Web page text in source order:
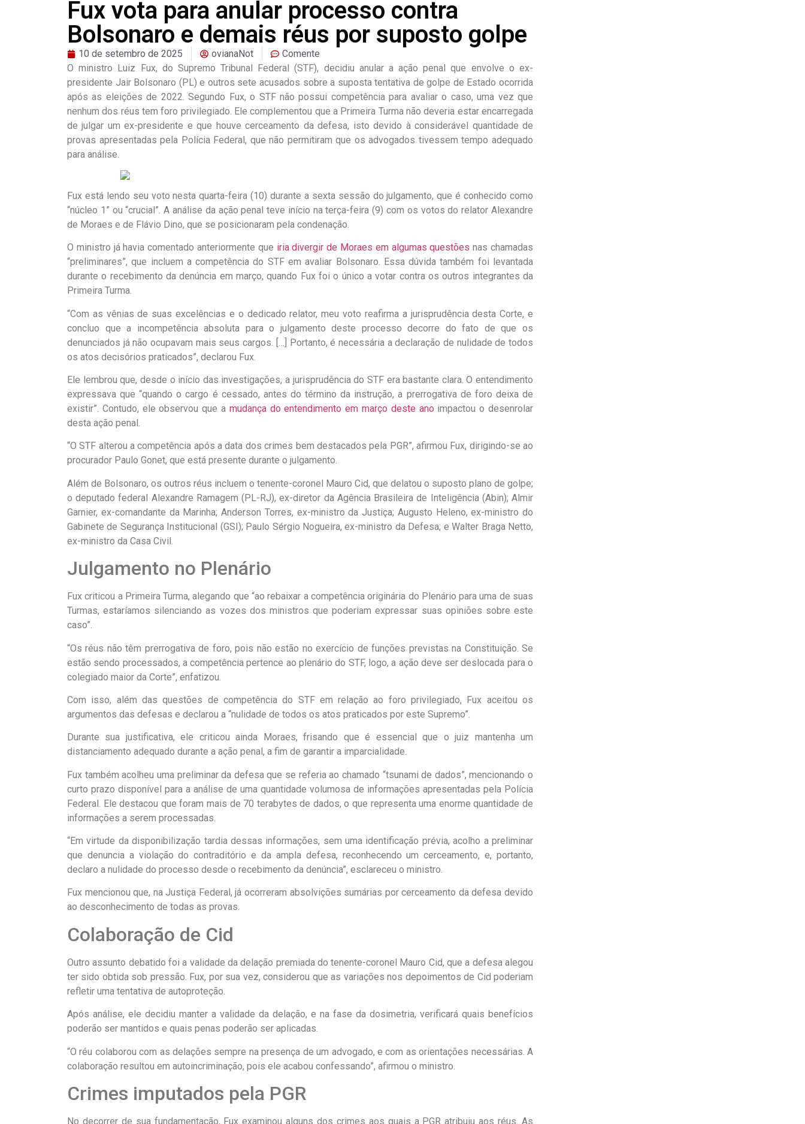
Fux vota para anular processo contra
Bolsonaro e demais réus por suposto golpe
10 de setembro de 2025 ovianaNot
Comente
O ministro Luiz Fux, do Supremo Tribunal Federal (STF), decidiu anular a ação penal que envolve o ex-
presidente Jair Bolsonaro (PL) e outros sete acusados sobre a suposta tentativa de golpe de Estado ocorrida
após as eleições de 2022. Segundo Fux, o STF não possui competência para avaliar o caso, uma vez que
nenhum dos réus tem foro privilegiado. Ele complementou que a Primeira Turma não deveria estar encarregada
de julgar um ex-presidente e que houve cerceamento da defesa, isto devido à considerável quantidade de
provas apresentadas pela Polícia Federal, que não permitiram que os advogados tivessem tempo adequado
para análise.
Fux está lendo seu voto nesta quarta-feira (10) durante a sexta sessão do julgamento, que é conhecido como
“núcleo 1” ou “crucial”. A análise da ação penal teve início na terça-feira (9) com os votos do relator Alexandre
de Moraes e de Flávio Dino, que se posicionaram pela condenação.
O ministro já havia comentado anteriormente que iria divergir de Moraes em algumas questões nas chamadas
“preliminares”, que incluem a competência do STF em avaliar Bolsonaro. Essa dúvida também foi levantada
durante o recebimento da denúncia em março, quando Fux foi o único a votar contra os outros integrantes da
Primeira Turma.
“Com as vênias de suas excelências e o dedicado relator, meu voto reafirma a jurisprudência desta Corte, e
concluo que a incompetência absoluta para o julgamento deste processo decorre do fato de que os
denunciados já não ocupavam mais seus cargos. […] Portanto, é necessária a declaração de nulidade de todos
os atos decisórios praticados”, declarou Fux.
Ele lembrou que, desde o início das investigações, a jurisprudência do STF era bastante clara. O entendimento
expressava que “quando o cargo é cessado, antes do término da instrução, a prerrogativa de foro deixa de
existir”. Contudo, ele observou que a mudança do entendimento em março deste ano impactou o desenrolar
desta ação penal.
“O STF alterou a competência após a data dos crimes bem destacados pela PGR”, afirmou Fux, dirigindo-se ao
procurador Paulo Gonet, que está presente durante o julgamento.
Além de Bolsonaro, os outros réus incluem o tenente-coronel Mauro Cid, que delatou o suposto plano de golpe;
o deputado federal Alexandre Ramagem (PL-RJ), ex-diretor da Agência Brasileira de Inteligência (Abin); Almir
Garnier, ex-comandante da Marinha; Anderson Torres, ex-ministro da Justiça; Augusto Heleno, ex-ministro do
Gabinete de Segurança Institucional (GSI); Paulo Sérgio Nogueira, ex-ministro da Defesa; e Walter Braga Netto,
ex-ministro da Casa Civil.
Julgamento no Plenário
Fux criticou a Primeira Turma, alegando que “ao rebaixar a competência originária do Plenário para uma de suas
Turmas, estaríamos silenciando as vozes dos ministros que poderiam expressar suas opiniões sobre este
caso”.
“Os réus não têm prerrogativa de foro, pois não estão no exercício de funções previstas na Constituição. Se
estão sendo processados, a competência pertence ao plenário do STF, logo, a ação deve ser deslocada para o
colegiado maior da Corte”, enfatizou.
Com isso, além das questões de competência do STF em relação ao foro privilegiado, Fux aceitou os
argumentos das defesas e declarou a “nulidade de todos os atos praticados por este Supremo”.
Durante sua justificativa, ele criticou ainda Moraes, frisando que é essencial que o juiz mantenha um
distanciamento adequado durante a ação penal, a fim de garantir a imparcialidade.
Fux também acolheu uma preliminar da defesa que se referia ao chamado “tsunami de dados”, mencionando o
curto prazo disponível para a análise de uma quantidade volumosa de informações apresentadas pela Polícia
Federal. Ele destacou que foram mais de 70 terabytes de dados, o que representa uma enorme quantidade de
informações a serem processadas.
“Em virtude da disponibilização tardia dessas informações, sem uma identificação prévia, acolho a preliminar
que denuncia a violação do contraditório e da ampla defesa, reconhecendo um cerceamento, e, portanto,
declaro a nulidade do processo desde o recebimento da denúncia”, esclareceu o ministro.
Fux mencionou que, na Justiça Federal, já ocorreram absolvições sumárias por cerceamento da defesa devido
ao desconhecimento de todas as provas.
Colaboração de Cid
Outro assunto debatido foi a validade da delação premiada do tenente-coronel Mauro Cid, que a defesa alegou
ter sido obtida sob pressão. Fux, por sua vez, considerou que as variações nos depoimentos de Cid poderiam
refletir uma tentativa de autoproteção.
Após análise, ele decidiu manter a validade da delação, e na fase da dosimetria, verificará quais benefícios
poderão ser mantidos e quais penas poderão ser aplicadas.
“O réu colaborou com as delações sempre na presença de um advogado, e com as orientações necessárias. A
colaboração resultou em autoincriminação, pois ele acabou confessando”, afirmou o ministro.
Crimes imputados pela PGR
No decorrer de sua fundamentação, Fux examinou alguns dos crimes aos quais a PGR atribuiu aos réus. As